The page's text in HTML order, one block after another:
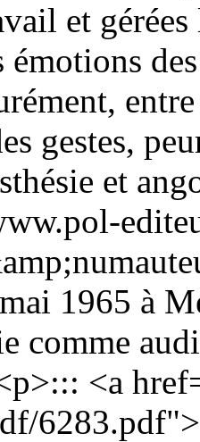
et
émotions
gestes,
et
1965 à
comme
<a